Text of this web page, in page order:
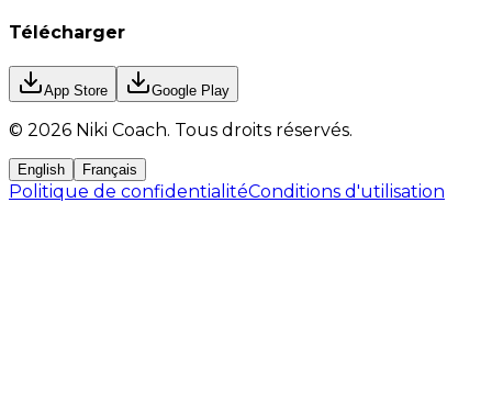
Télécharger
App Store Google Play
© 2026 Niki Coach. Tous droits réservés.
English Français
Politique de confidentialitéConditions d'utilisation